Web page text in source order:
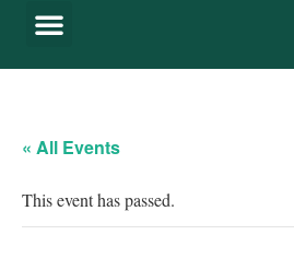
« All Events
This event has passed.